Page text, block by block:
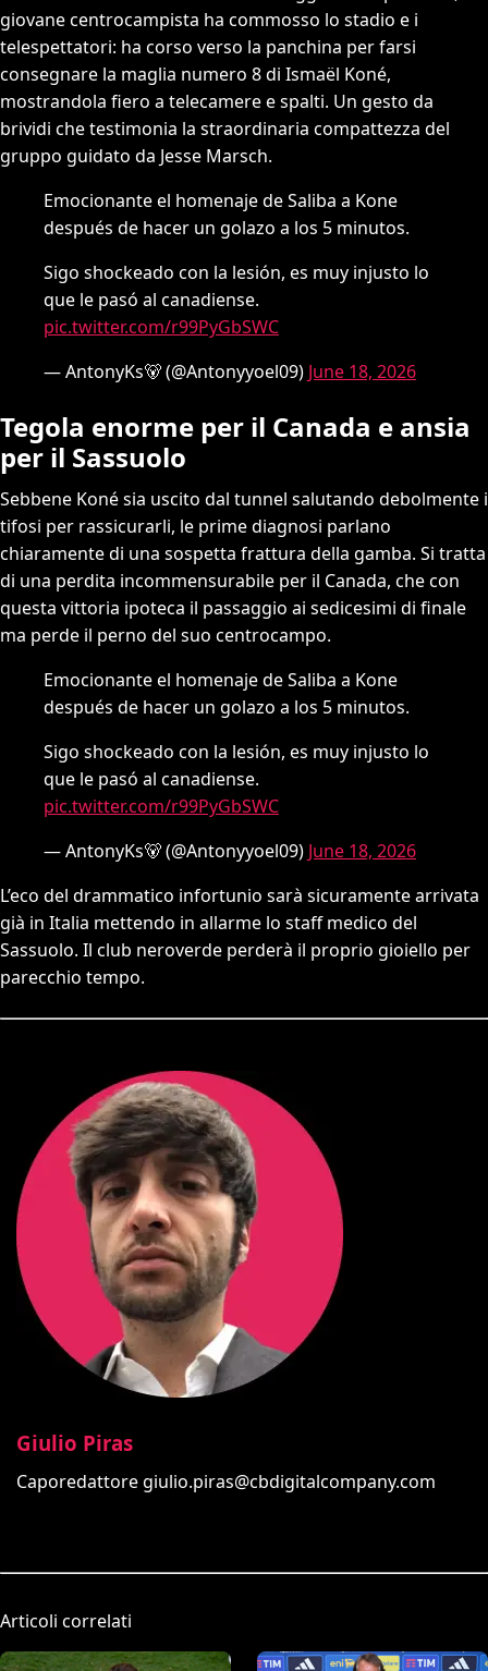
giovane centrocampista ha commosso lo stadio e i
telespettatori: ha corso verso la panchina per farsi
consegnare la maglia numero 8 di Ismaël Koné,
mostrandola fiero a telecamere e spalti. Un gesto da
brividi che testimonia la straordinaria compattezza del
gruppo guidato da Jesse Marsch.
Emocionante el homenaje de Saliba a Kone
después de hacer un golazo a los 5 minutos.
Sigo shockeado con la lesión, es muy injusto lo
que le pasó al canadiense.
pic.twitter.com/r99PyGbSWC
— AntonyKs🐻 (@Antonyyoel09) June 18, 2026
Tegola enorme per il Canada e ansia
per il Sassuolo
Sebbene Koné sia uscito dal tunnel salutando debolmente i
tifosi per rassicurarli, le prime diagnosi parlano
chiaramente di una sospetta frattura della gamba. Si tratta
di una perdita incommensurabile per il Canada, che con
questa vittoria ipoteca il passaggio ai sedicesimi di finale
ma perde il perno del suo centrocampo.
Emocionante el homenaje de Saliba a Kone
después de hacer un golazo a los 5 minutos.
Sigo shockeado con la lesión, es muy injusto lo
que le pasó al canadiense.
pic.twitter.com/r99PyGbSWC
— AntonyKs🐻 (@Antonyyoel09) June 18, 2026
L’eco del drammatico infortunio sarà sicuramente arrivata
già in Italia mettendo in allarme lo staff medico del
Sassuolo. Il club neroverde perderà il proprio gioiello per
parecchio tempo.
Giulio Piras
Caporedattoregiulio.piras@cbdigitalcompany.com
Articoli correlati